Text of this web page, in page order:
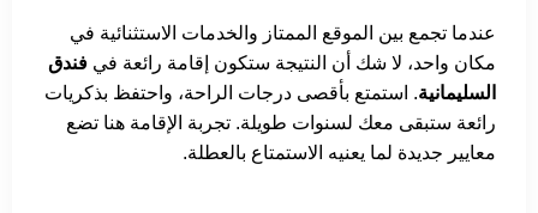
عندما تجمع بين الموقع الممتاز والخدمات الاستثنائية في
مكان واحد، لا شك أن النتيجة ستكون إقامة رائعة في فندق
السليمانية. استمتع بأقصى درجات الراحة، واحتفظ بذكريات
رائعة ستبقى معك لسنوات طويلة. تجربة الإقامة هنا تضع
معايير جديدة لما يعنيه الاستمتاع بالعطلة.